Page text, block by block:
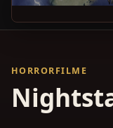
HORRORFILME